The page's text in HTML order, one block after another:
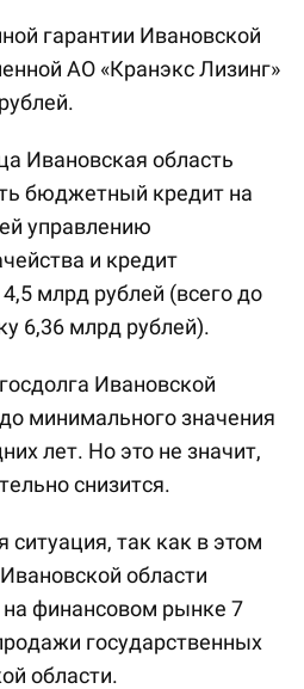
гарантии Ивановской
АО «Кранэкс Лизинг»
Ивановская область
бюджетный кредит на
управлению
и кредит
млрд рублей (всего до
6,36 млрд рублей).
Ивановской
минимального значения
лет. Но это не значит,
снизится.
ситуация, так как в этом
области
на финансовом рынке 7
государственных
области.